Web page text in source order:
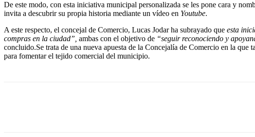
De este modo, con esta iniciativa municipal personalizada se les pone cara y
invita a descubrir su propia historia mediante un vídeo en Youtube.
A este respecto, el concejal de Comercio, Lucas Jodar ha subrayado que esta
compras en la ciudad”, ambas con el objetivo de “seguir reconociendo y
concluido.Se trata de una nueva apuesta de la Concejalía de Comercio en la
para fomentar el tejido comercial del municipio.